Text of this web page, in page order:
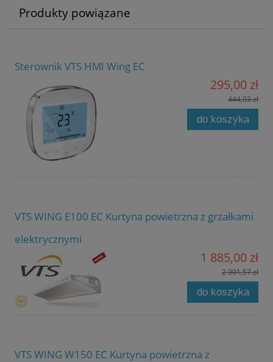
Produkty powiązane
Sterownik VTS HMI Wing EC
295,00 zł
444,03 zł
do koszyka
VTS WING E100 EC Kurtyna powietrzna z grzałkami
elektrycznymi
1 885,00 zł
2 901,57 zł
do koszyka
VTS WING W150 EC Kurtyna powietrzna z